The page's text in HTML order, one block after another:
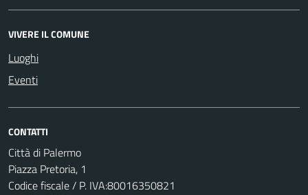
VIVERE IL COMUNE
Luoghi
Eventi
CONTATTI
Città di Palermo
Piazza Pretoria, 1
Codice fiscale / P. IVA:80016350821